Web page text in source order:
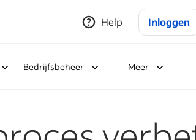
Help Inloggen
Bedrijfsbeheer Meer